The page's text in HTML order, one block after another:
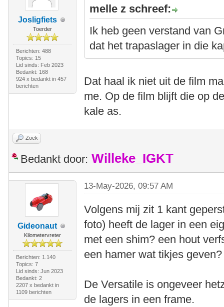
Josligfiets
Toerder
Berichten: 488
Topics: 15
Lid sinds: Feb 2023
Bedankt: 168
924 x bedankt in 457
berichten
melle z schreef:
Ik heb geen verstand van
dat het trapaslager in die
Dat haal ik niet uit de film
me. Op de film blijft die op
kale as.
Zoek
Bedankt door: Willeke_IGKT
Gideonaut
Kilometervreter
Berichten: 1.140
Topics: 7
Lid sinds: Jun 2023
Bedankt: 2
2207 x bedankt in
1109 berichten
13-May-2026, 09:57 AM
Volgens mij zit 1 kant
foto) heeft de lager in een
met een shim? een hout
een hamer wat tikjes geven?
De Versatile is ongeveer
de lagers in een frame.